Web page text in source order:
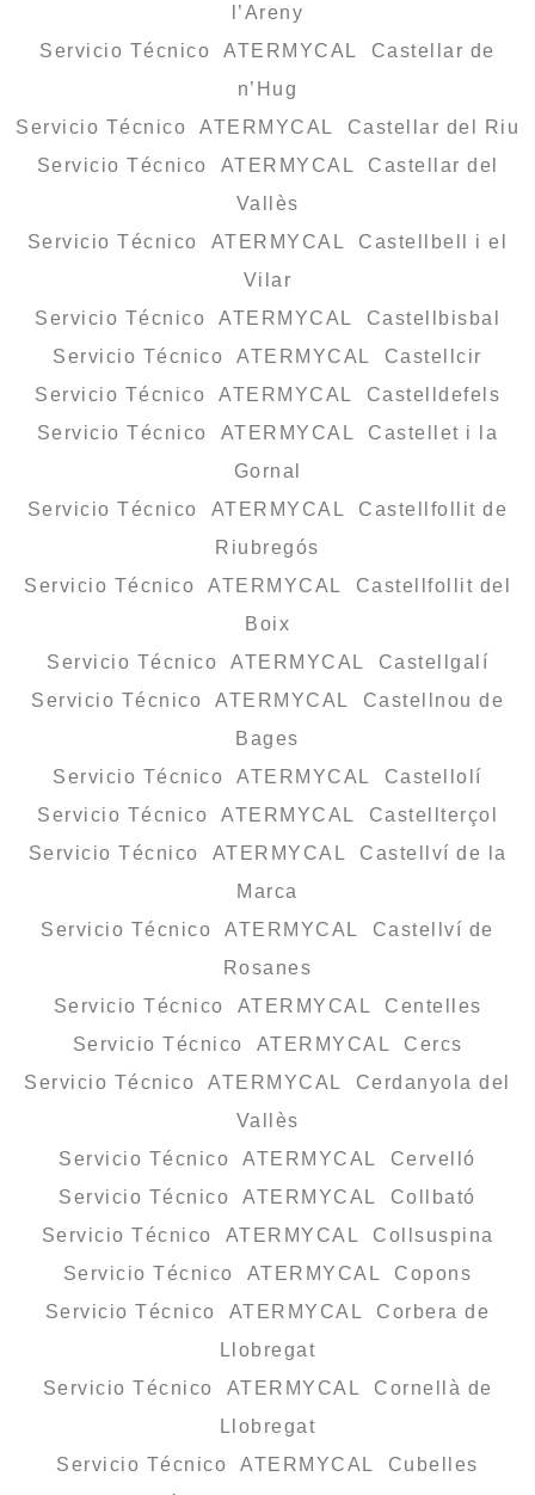
l’Areny
Servicio Técnico ATERMYCAL Castellar de
n’Hug
Servicio Técnico ATERMYCAL Castellar del Riu
Servicio Técnico ATERMYCAL Castellar del
Vallès
Servicio Técnico ATERMYCAL Castellbell i el
Vilar
Servicio Técnico ATERMYCAL Castellbisbal
Servicio Técnico ATERMYCAL Castellcir
Servicio Técnico ATERMYCAL Castelldefels
Servicio Técnico ATERMYCAL Castellet i la
Gornal
Servicio Técnico ATERMYCAL Castellfollit de
Riubregós
Servicio Técnico ATERMYCAL Castellfollit del
Boix
Servicio Técnico ATERMYCAL Castellgalí
Servicio Técnico ATERMYCAL Castellnou de
Bages
Servicio Técnico ATERMYCAL Castellolí
Servicio Técnico ATERMYCAL Castellterçol
Servicio Técnico ATERMYCAL Castellví de la
Marca
Servicio Técnico ATERMYCAL Castellví de
Rosanes
Servicio Técnico ATERMYCAL Centelles
Servicio Técnico ATERMYCAL Cercs
Servicio Técnico ATERMYCAL Cerdanyola del
Vallès
Servicio Técnico ATERMYCAL Cervelló
Servicio Técnico ATERMYCAL Collbató
Servicio Técnico ATERMYCAL Collsuspina
Servicio Técnico ATERMYCAL Copons
Servicio Técnico ATERMYCAL Corbera de
Llobregat
Servicio Técnico ATERMYCAL Cornellà de
Llobregat
Servicio Técnico ATERMYCAL Cubelles